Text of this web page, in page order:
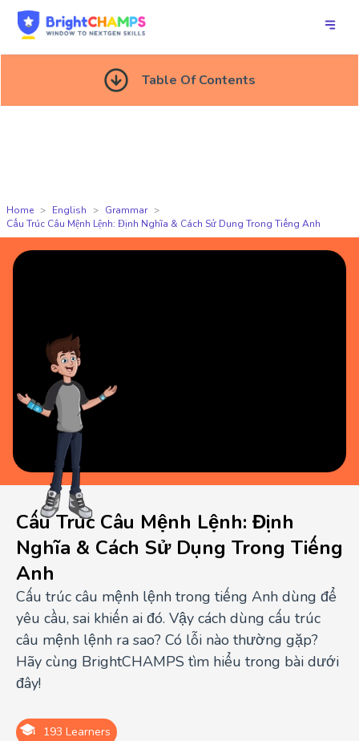
Table Of Contents
Home English
Grammar
Cấu Trúc Câu Mệnh Lệnh: Định Nghĩa & Cách Sử Dụng Trong Tiếng Anh
193 Learners
Cấu Trúc Câu Mệnh Lệnh: Định
Nghĩa & Cách Sử Dụng Trong Tiếng
Anh
Cấu trúc câu mệnh lệnh trong tiếng Anh dùng để
yêu cầu, sai khiến ai đó. Vậy cách dùng cấu trúc
câu mệnh lệnh ra sao? Có lỗi nào thường gặp?
Hãy cùng BrightCHAMPS tìm hiểu trong bài dưới
đây!